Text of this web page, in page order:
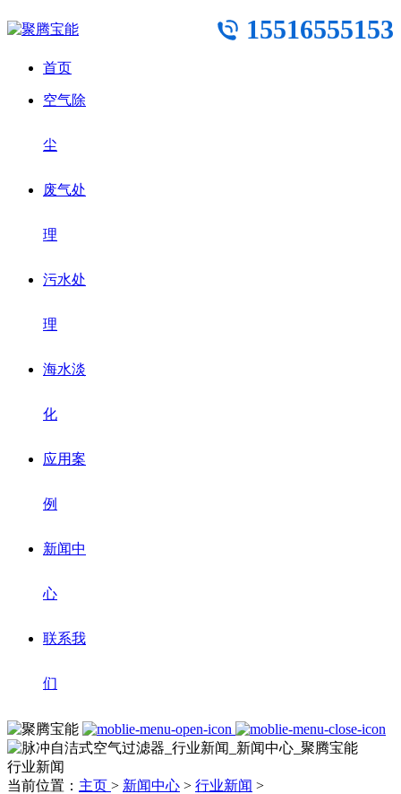
15516555153
首页
空气除
尘
废气处
理
污水处
理
海水淡
化
应用案
例
新闻中
心
联系我
们
行业新闻
当前位置： 主页 > 新闻中心 > 行业新闻 >